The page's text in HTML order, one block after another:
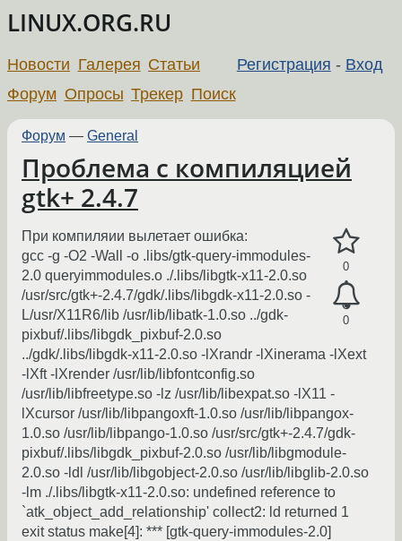
LINUX.ORG.RU
Регистрация - Вход
Новости Галерея Статьи
Форум Опросы Трекер Поиск
Форум — General
Проблема с компиляцией
gtk+ 2.4.7
0
0
При компиляии вылетает ошибка:
gcc -g -O2 -Wall -o .libs/gtk-query-immodules-
2.0 queryimmodules.o ./.libs/libgtk-x11-2.0.so
/usr/src/gtk+-2.4.7/gdk/.libs/libgdk-x11-2.0.so -
L/usr/X11R6/lib /usr/lib/libatk-1.0.so ../gdk-
pixbuf/.libs/libgdk_pixbuf-2.0.so
../gdk/.libs/libgdk-x11-2.0.so -lXrandr -lXinerama -lXext
-lXft -lXrender /usr/lib/libfontconfig.so
/usr/lib/libfreetype.so -lz /usr/lib/libexpat.so -lX11 -
lXcursor /usr/lib/libpangoxft-1.0.so /usr/lib/libpangox-
1.0.so /usr/lib/libpango-1.0.so /usr/src/gtk+-2.4.7/gdk-
pixbuf/.libs/libgdk_pixbuf-2.0.so /usr/lib/libgmodule-
2.0.so -ldl /usr/lib/libgobject-2.0.so /usr/lib/libglib-2.0.so
-lm ./.libs/libgtk-x11-2.0.so: undefined reference to
`atk_object_add_relationship' collect2: ld returned 1
exit status make[4]: *** [gtk-query-immodules-2.0]